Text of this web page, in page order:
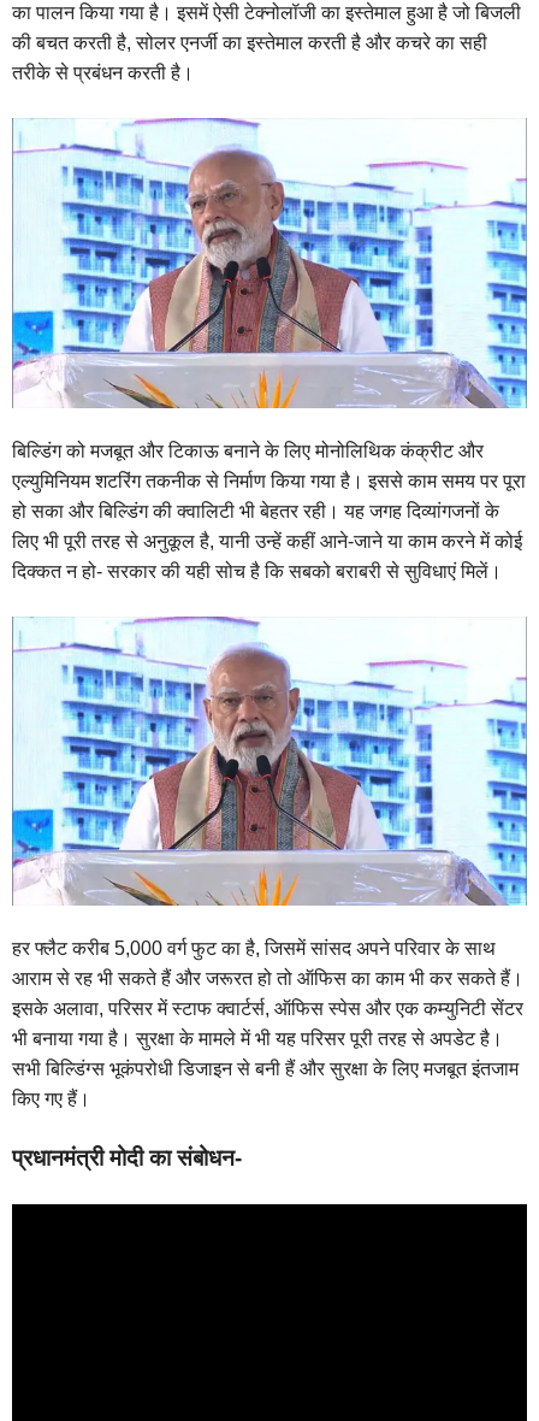
का पालन किया गया है। इसमें ऐसी टेक्नोलॉजी का इस्तेमाल हुआ है जो बिजली
की बचत करती है, सोलर एनर्जी का इस्तेमाल करती है और कचरे का सही
तरीके से प्रबंधन करती है।
बिल्डिंग को मजबूत और टिकाऊ बनाने के लिए मोनोलिथिक कंक्रीट और
एल्युमिनियम शटरिंग तकनीक से निर्माण किया गया है। इससे काम समय पर पूरा
हो सका और बिल्डिंग की क्वालिटी भी बेहतर रही। यह जगह दिव्यांगजनों के
लिए भी पूरी तरह से अनुकूल है, यानी उन्हें कहीं आने-जाने या काम करने में कोई
दिक्कत न हो- सरकार की यही सोच है कि सबको बराबरी से सुविधाएं मिलें।
हर फ्लैट करीब 5,000 वर्ग फुट का है, जिसमें सांसद अपने परिवार के साथ
आराम से रह भी सकते हैं और जरूरत हो तो ऑफिस का काम भी कर सकते हैं।
इसके अलावा, परिसर में स्टाफ क्वार्टर्स, ऑफिस स्पेस और एक कम्युनिटी सेंटर
भी बनाया गया है। सुरक्षा के मामले में भी यह परिसर पूरी तरह से अपडेट है।
सभी बिल्डिंग्स भूकंपरोधी डिजाइन से बनी हैं और सुरक्षा के लिए मजबूत इंतजाम
किए गए हैं।
प्रधानमंत्री मोदी का संबोधन-